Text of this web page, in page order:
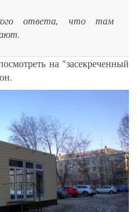
ответа, что там
на "засекреченный